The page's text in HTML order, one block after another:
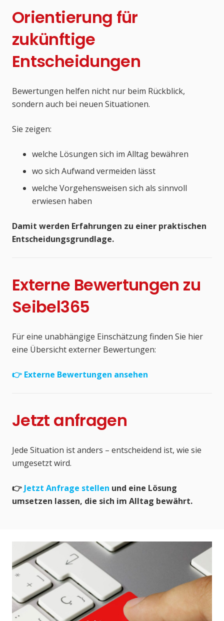
Orientierung für
zukünftige
Entscheidungen
Bewertungen helfen nicht nur beim Rückblick,
sondern auch bei neuen Situationen.
Sie zeigen:
welche Lösungen sich im Alltag bewähren
wo sich Aufwand vermeiden lässt
welche Vorgehensweisen sich als sinnvoll
erwiesen haben
Damit werden Erfahrungen zu einer praktischen
Entscheidungsgrundlage.
Externe Bewertungen zu
Seibel365
Für eine unabhängige Einschätzung finden Sie hier
eine Übersicht externer Bewertungen:
👉 Externe Bewertungen ansehen
Jetzt anfragen
Jede Situation ist anders – entscheidend ist, wie sie
umgesetzt wird.
👉 Jetzt Anfrage stellen und eine Lösung
umsetzen lassen, die sich im Alltag bewährt.